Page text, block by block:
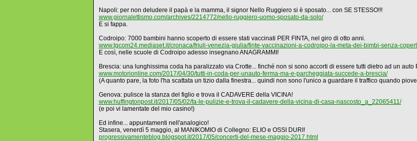
Napoli: per non deludere il papà e la mamma, il signor Nello Ruggiero si è sposato... con SE STESSO!!!
www.giornalettismo.com/archives/2214772/nello-ruggiero-uomo-sposato-da-solo/
E si fappa.
Codroipo: 7000 bambini hanno scoperto di essere stati vaccinati PER FINTA, nel giro di otto anni.
www.tgcom24.mediaset.it/cronaca/friuli-venezia-giulia/finte-vaccinazioni-a-codroipo-la-meta-dei-bimbi-senza-
E così, nelle scuole di Codroipo adesso insegnano ANAGRAMMI!
Brescia: una lunghissima coda ha paralizzato via Crotte... finché non si sono accorti di essere tutti dietro ad un auto
www.motorionline.com/2017/04/30/tutti-in-coda-per-unauto-ferma-ma-e-parcheggiata-succede-a-brescia/
(A quanto pare, la foto l'ha scattata un tizio dalla finestra... quindi non sono l'unico a guardare il traffico quando
Genova: pulisce la stanza del figlio e trova il CADAVERE della VICINA!
www.huffingtonpost.it/2017/05/02/fa-le-pulizie-e-trova-il-cadavere-della-vicina-di-casa-nascosto_a_22065411/
(e poi vi lamentate del mio casino!)
Ed infine... appuntamenti nell'analogico!
Stasera, venerdì 5 maggio, al MANIKOMIO di Collegno: ELIO e OSSI DURI!
progressivamenteblog.blogspot.it/2017/05/concerti-del-mese-maggio-2017.html